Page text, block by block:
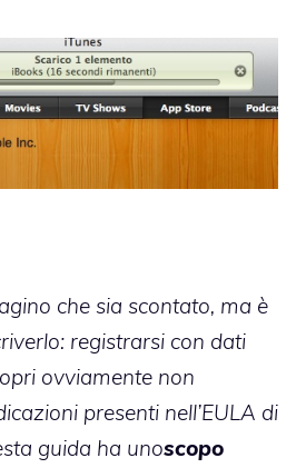
che sia scontato, ma è
registrarsi con dati
ovviamente non
presenti nell’EULA di
guida ha unoscopo